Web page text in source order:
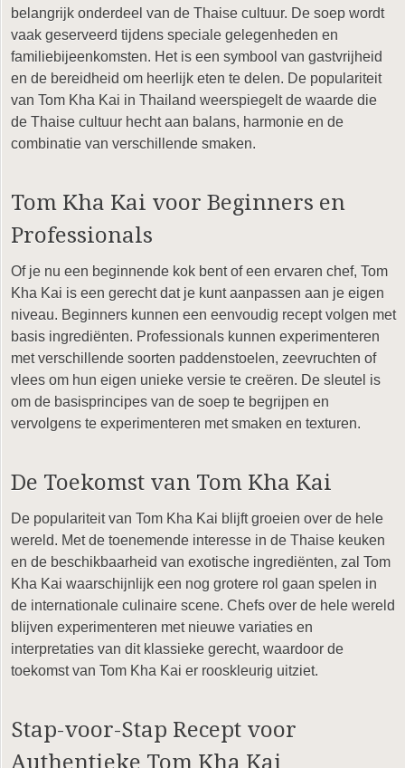
belangrijk onderdeel van de Thaise cultuur. De soep wordt
vaak geserveerd tijdens speciale gelegenheden en
familiebijeenkomsten. Het is een symbool van gastvrijheid
en de bereidheid om heerlijk eten te delen. De populariteit
van Tom Kha Kai in Thailand weerspiegelt de waarde die
de Thaise cultuur hecht aan balans, harmonie en de
combinatie van verschillende smaken.
Tom Kha Kai voor Beginners en
Professionals
Of je nu een beginnende kok bent of een ervaren chef, Tom
Kha Kai is een gerecht dat je kunt aanpassen aan je eigen
niveau. Beginners kunnen een eenvoudig recept volgen met
basis ingrediënten. Professionals kunnen experimenteren
met verschillende soorten paddenstoelen, zeevruchten of
vlees om hun eigen unieke versie te creëren. De sleutel is
om de basisprincipes van de soep te begrijpen en
vervolgens te experimenteren met smaken en texturen.
De Toekomst van Tom Kha Kai
De populariteit van Tom Kha Kai blijft groeien over de hele
wereld. Met de toenemende interesse in de Thaise keuken
en de beschikbaarheid van exotische ingrediënten, zal Tom
Kha Kai waarschijnlijk een nog grotere rol gaan spelen in
de internationale culinaire scene. Chefs over de hele wereld
blijven experimenteren met nieuwe variaties en
interpretaties van dit klassieke gerecht, waardoor de
toekomst van Tom Kha Kai er rooskleurig uitziet.
Stap-voor-Stap Recept voor
Authentieke Tom Kha Kai